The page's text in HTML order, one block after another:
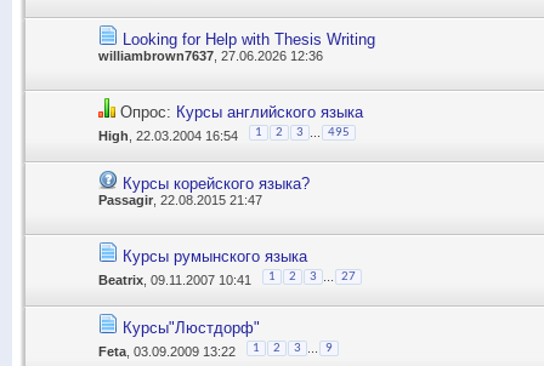
Looking for Help with Thesis Writing
williambrown7637, 27.06.2026 12:36
Опрос: Курсы английского языка
High , 22.03.2004 16:54 1 2 3 495
Курсы корейского языка?
Passagir , 22.08.2015 21:47
Курсы румынского языка
Beatrix , 09.11.2007 10:41 1 2 3 27
Курсы"Люстдорф"
Feta , 03.09.2009 13:22 1 2 3 9